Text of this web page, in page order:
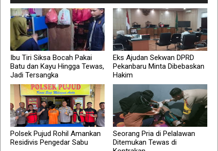
Ibu Tiri Siksa Bocah Pakai
Batu dan Kayu Hingga Tewas,
Jadi Tersangka
Eks Ajudan Sekwan DPRD
Pekanbaru Minta Dibebaskan
Hakim
Polsek Pujud Rohil Amankan
Residivis Pengedar Sabu
Seorang Pria di Pelalawan
Ditemukan Tewas di